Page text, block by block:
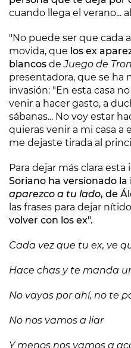
cuando llega el verano...
"No puede ser que cada
movida, que los ex
blancos deJuego de
presentadora, que se ha
invasión: "En esta casa
venir a hacer gasto, a
sábanas... No voy estar
quieras venir a mi casa a
me dejaste tirada al
Para dejar más clara
Soriano ha versionado
aparezco a tu lado, de
las frases para dejar
volver con los ex".
Cada vez que tu ex, ve
Hace chas y te manda
No vayas por ahí, no te
No nos vamos a liar
Y menos nos vamos a